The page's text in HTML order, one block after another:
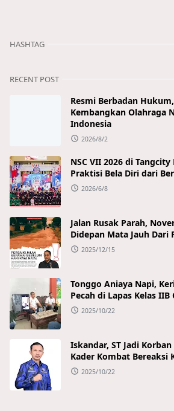
HASHTAG
RECENT POST
Resmi Berbadan
Kembangkan Olahraga
Indonesia
2026/8/2
NSC VII 2026 di
Praktisi Bela Diri dari
2026/6/8
Jalan Rusak Parah,
Didepan Mata Jauh Dari
2025/12/15
Tonggo Aniaya Napi,
Pecah di Lapas Kelas
2025/10/22
Iskandar, ST Jadi
Kader Kombat Bereaksi
2025/10/22